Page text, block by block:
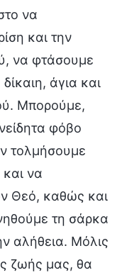
να
και την
να φτάσουμε
άγια και
Μπορούμε,
φόβο
τολμήσουμε
να
Θεό, καθώς και
τη σάρκα
αλήθεια. Μόλις
ζωής μας, θα